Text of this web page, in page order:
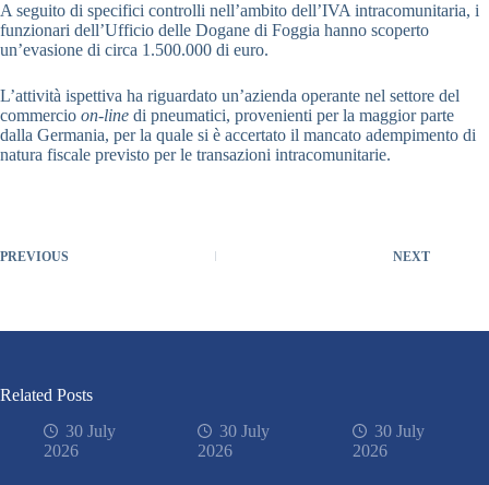
A seguito di specifici controlli nell’ambito dell’IVA intracomunitaria, i
funzionari dell’Ufficio delle Dogane di Foggia hanno scoperto
un’evasione di circa 1.500.000 di euro.
L’attività ispettiva ha riguardato un’azienda operante nel settore del
commercio on-line di pneumatici, provenienti per la maggior parte
dalla Germania, per la quale si è accertato il mancato adempimento di
natura fiscale previsto per le transazioni intracomunitarie.
PREVIOUS NEXT
Related Posts
30 July
2026
30 July
2026
30 July
2026